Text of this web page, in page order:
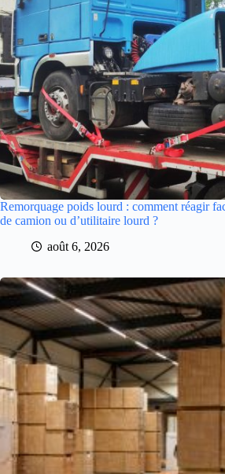
Remorquage poids lourd : comment réagir
de camion ou d’utilitaire lourd ?
août 6, 2026